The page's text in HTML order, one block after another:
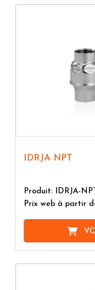
activités de
production et de
qualité et à forte
collaborations
IDRJA NPT
Produit: IDRJA-NPT
Prix web à partir